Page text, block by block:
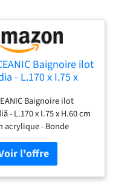
Baignoire ilot
- L.170 x I.75 x
poussoir -
Baignoire ilot
- L.170 x I.75 x H.60 cm
acrylique - Bonde
- Blanc -